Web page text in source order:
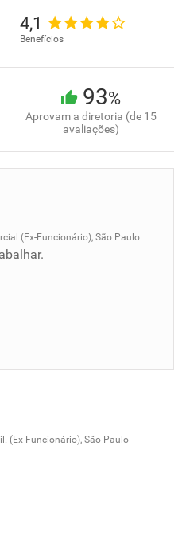
4,1
Benefícios
93%
Aprovam a diretoria (de 15
avaliações)
(Ex-Funcionário), São Paulo
(Ex-Funcionário), São Paulo